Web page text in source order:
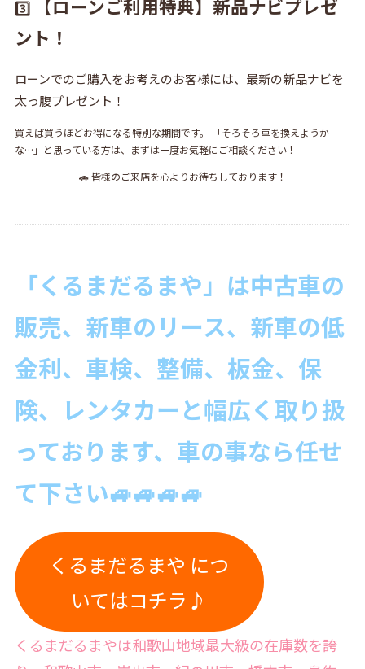
3️⃣
【ローンご利用特典】新品ナビプレゼ
ント！
ローンでのご購入をお考えのお客様には、最新の新品ナビを
太っ腹プレゼント！
買えば買うほどお得になる特別な期間です。 「そろそろ車を換えようか
な…」と思っている方は、まずは一度お気軽にご相談ください！
🚗 皆様のご来店を心よりお待ちしております！
「くるまだるまや」は中古車の
販売、新車のリース、新車の低
金利、車検、整備、板金、保
険、レンタカーと幅広く取り扱
っております、車の事なら任せ
て下さい🚙🚙🚙🚙
くるまだるまや につ
いてはコチラ♪
くるまだるまやは和歌山地域最大級の在庫数を誇